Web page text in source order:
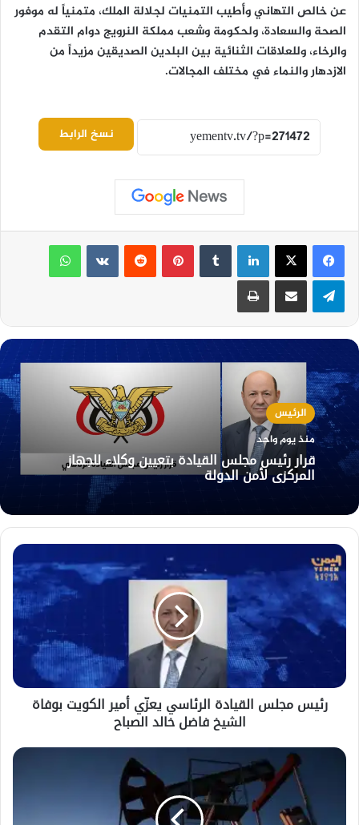
عنخالص التهاني وأطيب التمنيات لجلالة الملك، متمنياً له موفور
الصحة والسعادة، ولحكومة وشعب مملكة النرويج دوام التقدم
والرخاء، وللعلاقات الثنائية بين البلدين الصديقينمزيداً من
الازدهار والنماء في مختلف المجالات.
نسخ الرابط
لينكدإن بينتيريست
واتساب
تيلقرام مشاركة عبر البريد طباعة
الرئيس
منذ يوم واحد
قرار رئيس مجلس القيادة بتعيين وكلاء للجهاز
المركزي لأمن الدولة
رئيس
مجلس
القيادة
الرئاسي
يعزّي
الشيخ
فاضلرئيس مجلس القيادة الرئاسي يعزّي أمير الكويت بوفاة
الشيخ فاضل خالد الصباح
النفط